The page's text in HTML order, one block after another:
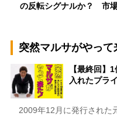
の反転シグナルか？ 市
突然マルサがやって
【最終回】
入れたプラ
2009年12月に発行された